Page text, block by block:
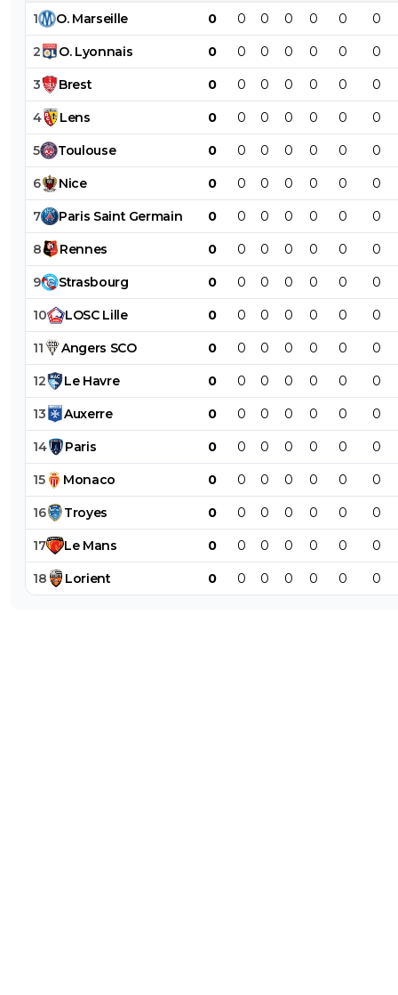
transfert qui empêchera de faire Godts.
1 O. Marseille 0 0 0 0 0 0 0
2 O. Lyonnais 0 0 0 0 0 0 0
3 Brest 0 0 0 0 0 0 0
4 Lens 0 0 0 0 0 0 0
5 Toulouse 0 0 0 0 0 0 0
6 Nice 0 0 0 0 0 0 0
7 Paris Saint Germain 0 0 0 0 0 0 0
8 Rennes 0 0 0 0 0 0 0
9 Strasbourg 0 0 0 0 0 0 0
10 LOSC Lille 0 0 0 0 0 0 0
11 Angers SCO 0 0 0 0 0 0 0
12 Le Havre 0 0 0 0 0 0 0
13 Auxerre 0 0 0 0 0 0 0
14 Paris 0 0 0 0 0 0 0
15 Monaco 0 0 0 0 0 0 0
16 Troyes 0 0 0 0 0 0 0
17 Le Mans 0 0 0 0 0 0 0
18 Lorient 0 0 0 0 0 0 0